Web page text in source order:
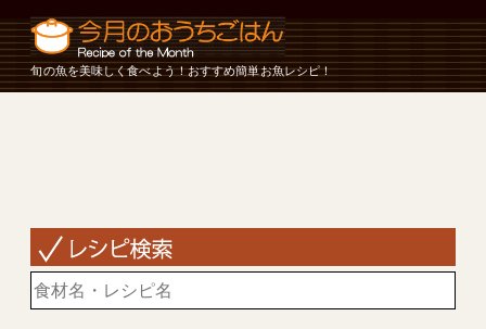
旬の魚を美味しく食べよう！おすすめ簡単お魚レシピ！